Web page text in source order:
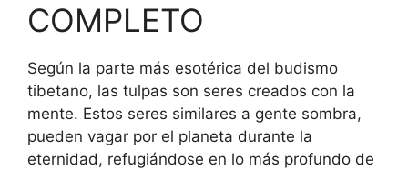
COMPLETO
Según la parte más esotérica del budismo
tibetano, las tulpas son seres creados con la
mente. Estos seres similares a gente sombra,
pueden vagar por el planeta durante la
eternidad, refugiándose en lo más profundo de